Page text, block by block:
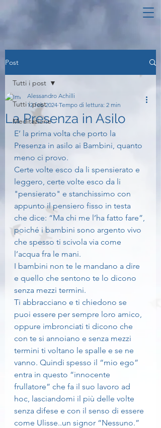
Post
Tutti i post
Meditazione
Tutti i post
La Presenza in Asilo
Alessandro Achilli
12 feb 2024 Tempo di lettura: 2 min
E’ la prima volta che porto la
Presenza in asilo ai Bambini, quanto
meno ci provo.
Certe volte esco da li spensierato e
leggero, certe volte esco da li
"pensierato" e stanchissimo con
appunto il pensiero fisso in testa
che dice: “Ma chi me l’ha fatto fare”,
poiché i bambini sono argento vivo
che spesso ti scivola via come
l’acqua fra le mani.
I bambini non te le mandano a dire
e quello che sentono te lo dicono
senza mezzi termini.
Ti abbracciano e ti chiedono se
puoi essere per sempre loro amico,
oppure imbronciati ti dicono che
con te si annoiano e senza mezzi
termini ti voltano le spalle e se ne
vanno. Quindi spesso il “mio ego”
entra in questo “innocente
frullatore” che fa il suo lavoro ad
hoc, lasciandomi il più delle volte
senza difese e con il senso di essere
come Ulisse..un signor “Nessuno.”